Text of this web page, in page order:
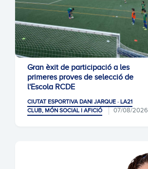
Gran èxit de participació a les
primeres proves de selecció de
l'Escola RCDE
CIUTAT ESPORTIVA DANI JARQUE · LA21
CLUB, MÓN SOCIAL I AFICIÓ
07/08/2026